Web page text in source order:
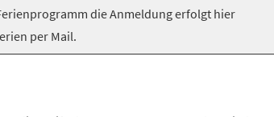
die Anmeldung erfolgt hier
per Mail.